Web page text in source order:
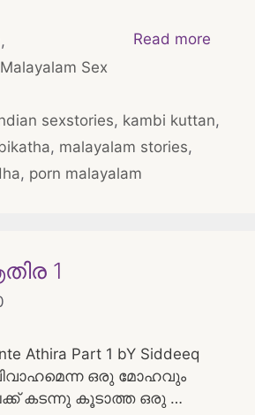
Read more
,
Malayalam Sex
sexstories, kambi kuttan,
, malayalam stories,
, porn malayalam
1
Athira Part 1 bY Siddeeq
ഒരു മോഹവും
കടന്നു കൂടാത്ത ഒരു …